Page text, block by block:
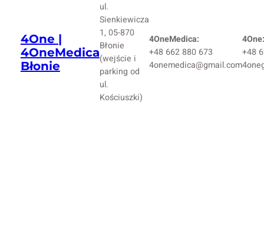
4One |
4OneMedica
Błonie
ul.
Sienkiewicza
1, 05-870
Błonie
(wejście i
parking od
ul.
Kościuszki)
4OneMedica:
+48 662 880 673
4onemedica@gmail.com
4One:
+48